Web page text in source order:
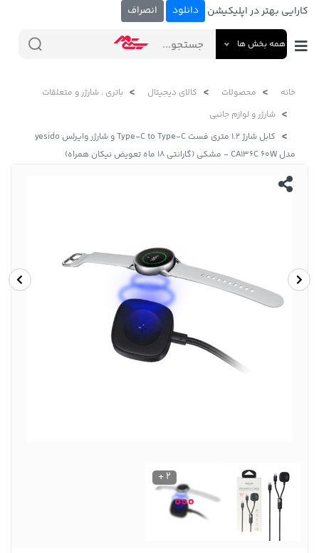
کارایی بهتر در اپلیکیشن دانلود انصراف
همه بخش ها
خانه محصولات کالای دیجیتال
باتری ، شارژر و متعلقات
شارژر و لوازم جانبی
کابل شارژ 1.2 متری فست Type-C to Type-C و شارژر وایرلس yesido
مدل CA136C 60W - مشکی (گارانتی 18 ماه تعویض نیکان همراه)
2 +